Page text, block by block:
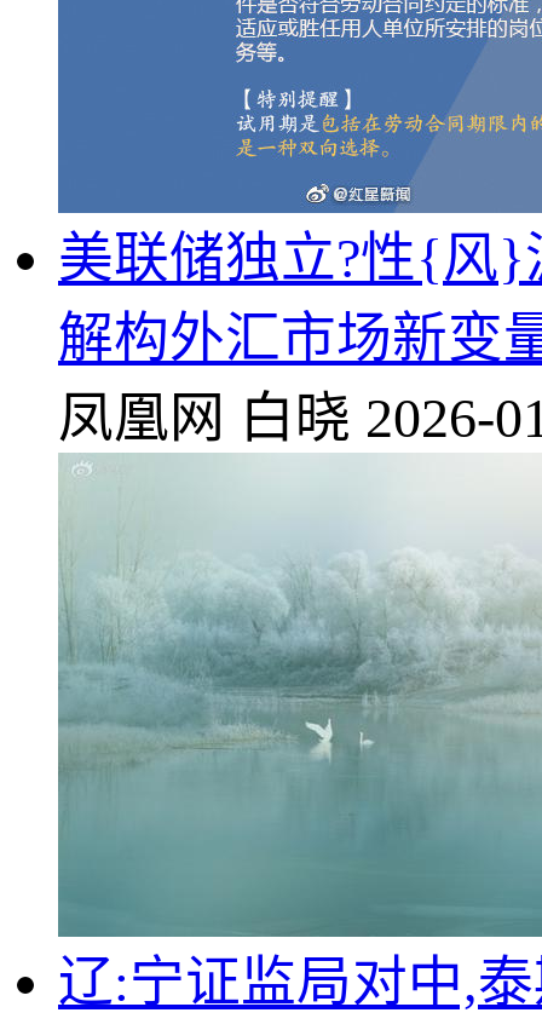
美联储独立?性{风}
解构外汇市场新变
凤凰网 白晓 2026-
辽:宁证监局对中,